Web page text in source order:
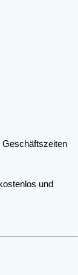
Geschäftszeiten
und